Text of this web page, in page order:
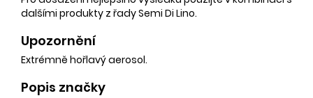
dalšími produkty z řady Semi Di Lino.
Upozornění
Extrémně hořlavý aerosol.
Popis značky